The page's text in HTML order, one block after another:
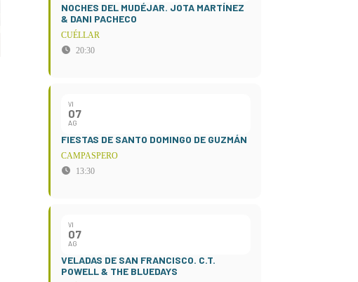
NOCHES DEL MUDÉJAR. JOTA MARTÍNEZ
& DANI PACHECO
CUÉLLAR
20:30
VI
07
AG
FIESTAS DE SANTO DOMINGO DE GUZMÁN
CAMPASPERO
13:30
VI
07
AG
VELADAS DE SAN FRANCISCO. C.T.
POWELL & THE BLUEDAYS